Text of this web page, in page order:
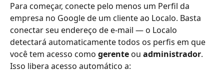
Para começar, conecte pelo menos um Perfil da
empresa no Google de um cliente ao Localo. Basta
conectar seu endereço de e-mail — o Localo
detectará automaticamente todos os perfis em que
você tem acesso como gerente ou administrador.
Isso libera acesso automático a: